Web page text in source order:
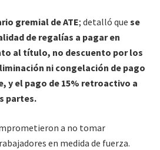
gremial de ATE; detalló que se
de regalías a pagar en
al título, no descuento por los
ni congelación de pago
y el pago de 15% retroactivo a
partes.
a no tomar
en medida de fuerza.